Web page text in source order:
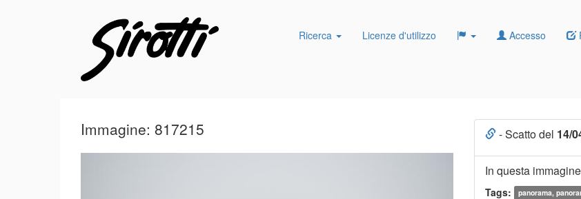
Ricerca Licenze d'utilizzo Accesso
Immagine: 817215 - Scatto del 14/
In questa immagine
Tags: panorama,